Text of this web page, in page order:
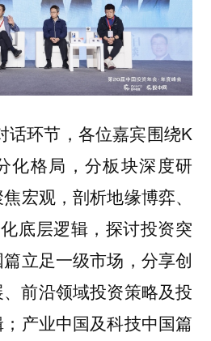
话环节，各位嘉宾围绕K
化格局，分板块深度研
宏观，剖析地缘博弈、
底层逻辑，探讨投资突
立足一级市场，分享创
前沿领域投资策略及投
产业中国及科技中国篇